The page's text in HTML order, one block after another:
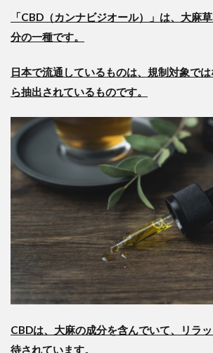
「CBD（カンナビジオール）」は、大麻
分の一種です。
日本で流通しているものは、規制対象で
ら抽出されているものです。
CBDは、大麻の成分を含んでいて、リラ
待されています。